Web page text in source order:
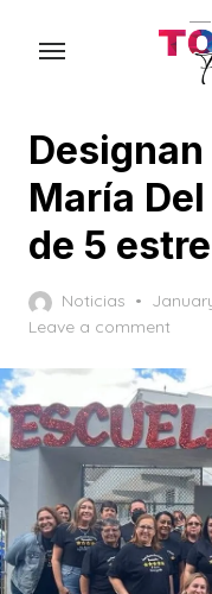
María
de 5
Noticias
Posted
on
Leave a comment